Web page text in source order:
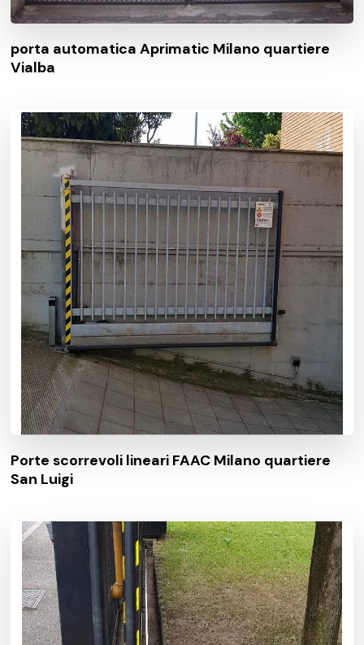
porta automatica Aprimatic Milano quartiere
Vialba
Porte scorrevoli lineari FAAC Milano quartiere
San Luigi